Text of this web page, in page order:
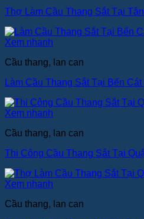
Thợ Làm Cầu Thang Sắt Tại
Xem nhanh
Cầu thang, lan can
Làm Cầu Thang Sắt Tại Bến
Xem nhanh
Cầu thang, lan can
Thi Công Cầu Thang Sắt Tại
Xem nhanh
Cầu thang, lan can